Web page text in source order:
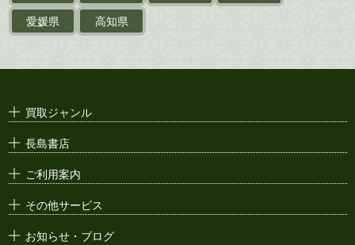
ポスター・チラシ・
愛媛県
高知県
買取ジャンル
長島書店
ご利用案内
その他サービス
お知らせ・ブログ